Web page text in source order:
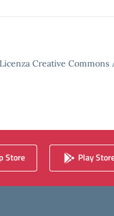
Creative
Store Play